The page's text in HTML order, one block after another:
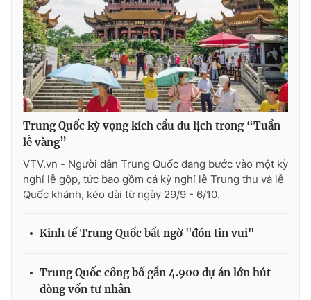
Photo Infographic
Video Shorts video
VTV Money VTV Thể thao
VTV Sức khoẻ Bất động sản
Thị trường 24h Tấm lòng Việt
Liên hệ tòa soạn
Trung Quốc kỳ vọng kích cầu du lịch trong “Tuần
lễ vàng”
VTV.vn - Người dân Trung Quốc đang bước vào một kỳ
nghỉ lễ gộp, tức bao gồm cả kỳ nghỉ lễ Trung thu và lễ
Quốc khánh, kéo dài từ ngày 29/9 - 6/10.
Kinh tế Trung Quốc bất ngờ "đón tin vui"
Trung Quốc công bố gần 4.900 dự án lớn hút
dòng vốn tư nhân